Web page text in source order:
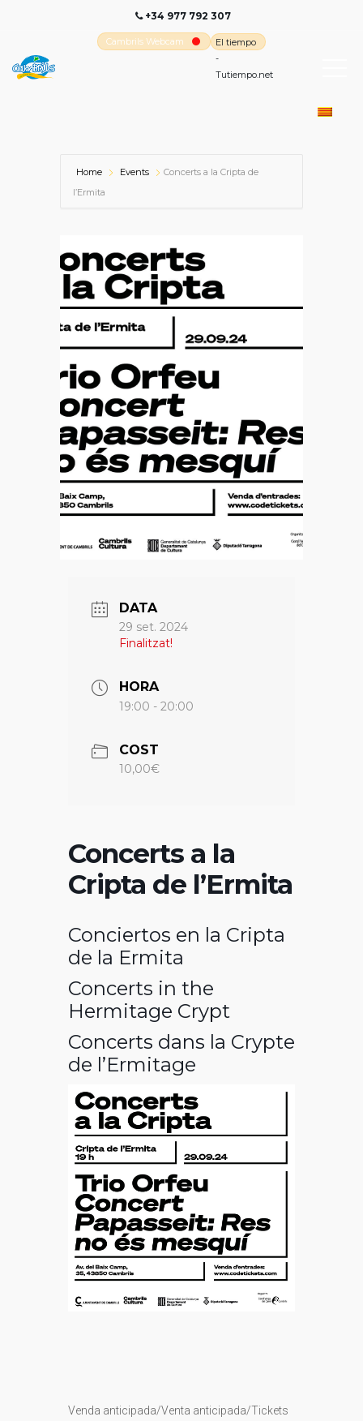
+34 977 792 307
Cambrils Webcam
El tiempo
-
Tutiempo.net
Home Events
Concerts a la Cripta de
l’Ermita
DATA
29 set. 2024
Finalitzat!
HORA
19:00 - 20:00
COST
10,00€
Concerts a la
Cripta de l’Ermita
Conciertos en la Cripta
de la Ermita
Concerts in the
Hermitage Crypt
Concerts dans la Crypte
de l’Ermitage
Venda anticipada/Venta anticipada/Tickets